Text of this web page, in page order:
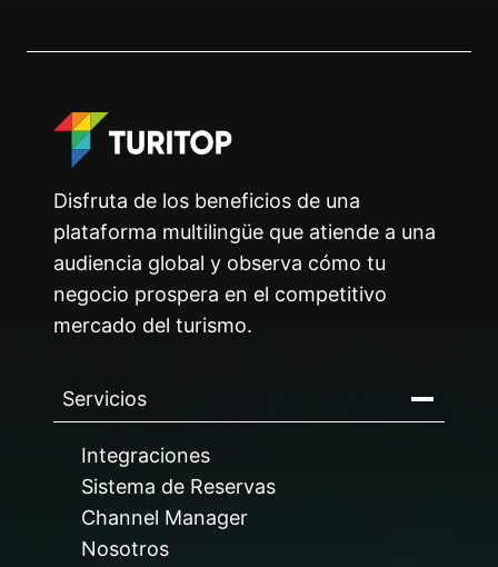
Disfruta de los beneficios de una
plataforma multilingüe que atiende a una
audiencia global y observa cómo tu
negocio prospera en el competitivo
mercado del turismo.
Servicios
Integraciones
Sistema de Reservas
Channel Manager
Nosotros